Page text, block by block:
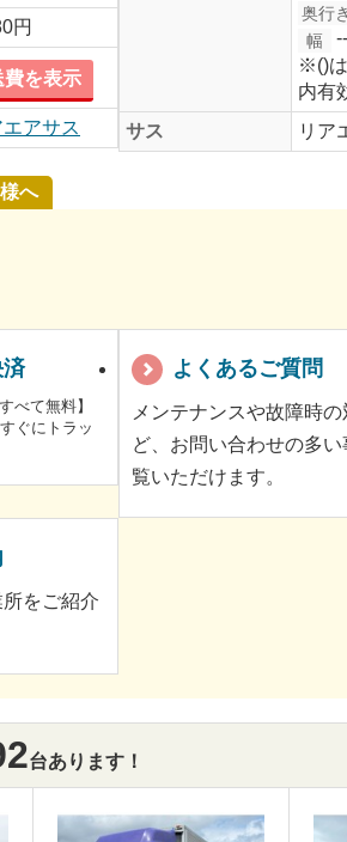
円
費を表示
アサス
奥行き
幅
※()
内有
サス
リア
へ
べて無料】
ぐにトラッ
よくあるご質問
メンテナンスや故障時の
ど、お問い合わせの多
覧いただけます。
をご紹介
台あります！